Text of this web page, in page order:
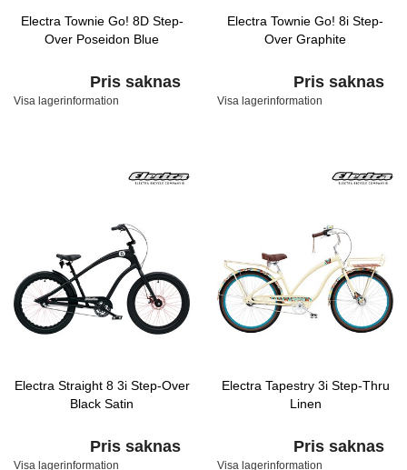
Electra Townie Go! 8D Step-
Over Poseidon Blue
Pris saknas
Visa lagerinformation
Electra Townie Go! 8i Step-
Over Graphite
Pris saknas
Visa lagerinformation
Electra Straight 8 3i Step-Over
Black Satin
Pris saknas
Visa lagerinformation
Electra Tapestry 3i Step-Thru
Linen
Pris saknas
Visa lagerinformation